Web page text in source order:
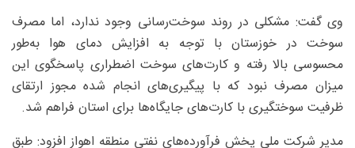
وی گفت: مشکلی در روند سوخت‌رسانی وجود ندارد، اما مصرف
سوخت در خوزستان با توجه به افزایش دمای هوا به‌طور
محسوسی بالا رفته و کارت‌های سوخت اضطراری پاسخگوی این
میزان مصرف نبود که با پیگیری‌های انجام شده مجوز ارتقای
ظرفیت سوختگیری با کارت‌های جایگاه‌ها برای استان فراهم شد.
مدیر شرکت ملی پخش فرآورده‌های نفتی منطقه اهواز افزود: طبق